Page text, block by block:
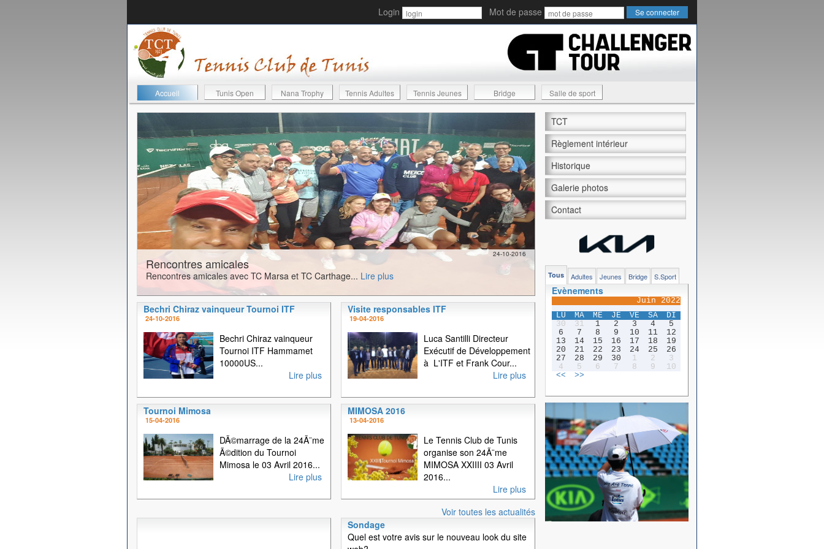
Login Mot de passe
Accueil Tunis Open Nana Trophy Tennis Adultes Tennis Jeunes Bridge Salle de sport
24-10-2016
Rencontres amicales
Rencontres amicales avec TC Marsa et TC Carthage... Lire plus
Bechri Chiraz vainqueur Tournoi ITF
24-10-2016
Bechri Chiraz vainqueur
Tournoi ITF Hammamet
10000US...
Lire plus
Visite responsables ITF
19-04-2016
Luca Santilli Directeur
Exécutif de Développement
à L'ITF et Frank Cour...
Lire plus
Tournoi Mimosa
15-04-2016
DÃ©marrage de la 24Ã¨me
Ã©dition du Tournoi
Mimosa le 03 Avril 2016...
Lire plus
MIMOSA 2016
13-04-2016
Le Tennis Club de Tunis
organise son 24Ã¨me
MIMOSA XXIIII 03 Avril
2016...
Lire plus
Voir toutes les actualités
Sondage
Quel est votre avis sur le nouveau look du site
TCT
Règlement intérieur
Historique
Galerie photos
Contact
Tous Adultes Jeunes Bridge S.Sport
Evènements
Juin 2022
LU
MA ME JE VE SA
DI
30
31 1 2 3 4
5
6
7 8 9 10 11
12
13
14 15 16 17 18
19
20
21 22 23 24 25
26
27
28 29 30 1 2
3
4
5 6 7 8 9
10
<<
>>